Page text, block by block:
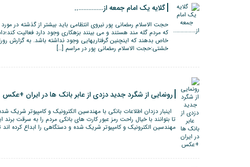
گلایه یک امام جمعه از……………..
حجت الاسلام رمضانی پور نیروی انتظامی باید بیشتر از گذشته در
که مردم گله مند هستند و می بینند بزهکاری وجود دارد فعالیت
خاص بدهند که اینچنین گرفتاریهایی وجود نداشته باشد. به گزارش
خشتی:حجت الاسلام رمضانی پور در مراسم […]
رونمایی از شگرد جدید دزدی از عابر بانک ها در ایران +عکس
اینبار دزدان اطلاعات بانکی با مهندسین الکترونیک و کامپیوتر شریک
تا بتوانند با خیال راحت رمز عبور کارت های بانکی مردم را به سرقت برند
مهندسین الکترونیک و کامپیوتر شریک شده و دستگاهی را ابداع کرده اند